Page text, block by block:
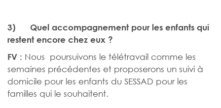
3) Quel accompagnement pour les enfants qui
restent encore chez eux ?
FV : Nous poursuivons le télétravail comme les
semaines précédentes et proposerons un suivi à
domicile pour les enfants du SESSAD pour les
familles qui le souhaitent.